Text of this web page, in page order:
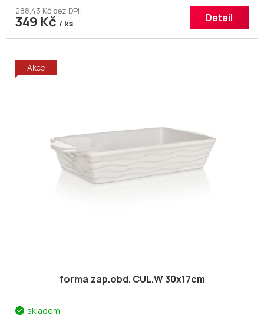
288,43 Kč bez DPH
349 Kč / ks Detail
Akce
forma zap.obd. CUL.W 30x17cm
skladem